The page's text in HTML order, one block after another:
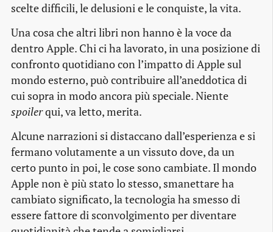
scelte difficili, le delusioni e le conquiste, la vita.
Una cosa che altri libri non hanno è la voce da
dentro Apple. Chi ci ha lavorato, in una posizione di
confronto quotidiano con l’impatto di Apple sul
mondo esterno, può contribuire all’aneddotica di
cui sopra in modo ancora più speciale. Niente
spoilerqui, va letto, merita.
Alcune narrazioni si distaccano dall’esperienza e si
fermano volutamente a un vissuto dove, da un
certo punto in poi, le cose sono cambiate. Il mondo
Apple non è più stato lo stesso, smanettare ha
cambiato significato, la tecnologia ha smesso di
essere fattore di sconvolgimento per diventare